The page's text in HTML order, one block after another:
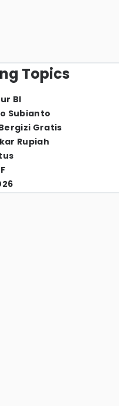
Topics
BI
Subianto
Gratis
Rupiah